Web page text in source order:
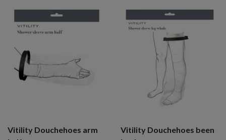
Vitility Douchehoes arm
Vitility Douchehoes been